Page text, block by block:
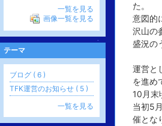
た。
意図的
沢山の
盛況の
運営と
を進め
10月末
当初5
催とな
一覧を見る
画像一覧を見る
テーマ
ブログ ( 6 )
TFK運営のお知らせ ( 5 )
一覧を見る